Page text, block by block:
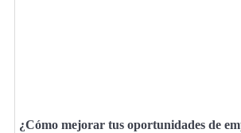
¿Cómo mejorar tus oportunidades de